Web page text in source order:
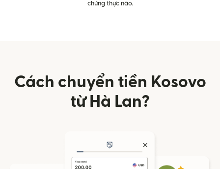
chứng thực nào.
Cách chuyển tiền Kosovo
từ Hà Lan?